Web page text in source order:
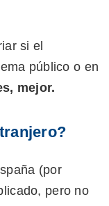
si el
público o en
mejor.
(por
pero no